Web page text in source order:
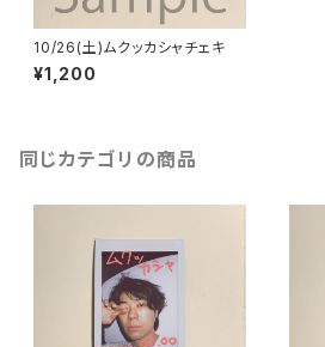
10/26(土)ムクッカシャチェキ
¥1,200
同じカテゴリの商品